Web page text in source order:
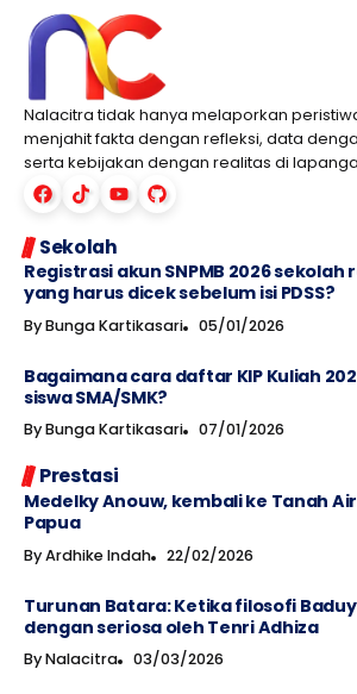
Nalacitra tidak hanya melaporkan
menjahit fakta dengan refleksi, data
serta kebijakan dengan realitas di
Sekolah
Registrasi akun SNPMB 2026 sekolah
yang harus dicek sebelum isi PDSS?
ByBunga Kartikasari 05/01/2026
Bagaimana cara daftar KIP Kuliah
siswa SMA/SMK?
ByBunga Kartikasari 07/01/2026
Prestasi
Medelky Anouw, kembali ke Tanah
Papua
ByArdhike Indah 22/02/2026
Turunan Batara: Ketika filosofi
dengan seriosa oleh Tenri Adhiza
ByNalacitra 03/03/2026